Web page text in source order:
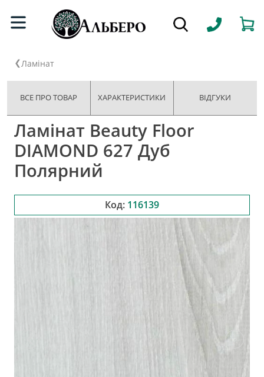
Ламінат
ВСЕ ПРО ТОВАР ХАРАКТЕРИСТИКИ ВІДГУКИ
Ламінат Beauty Floor
DIAMOND 627 Дуб
Полярний
Код: 116139